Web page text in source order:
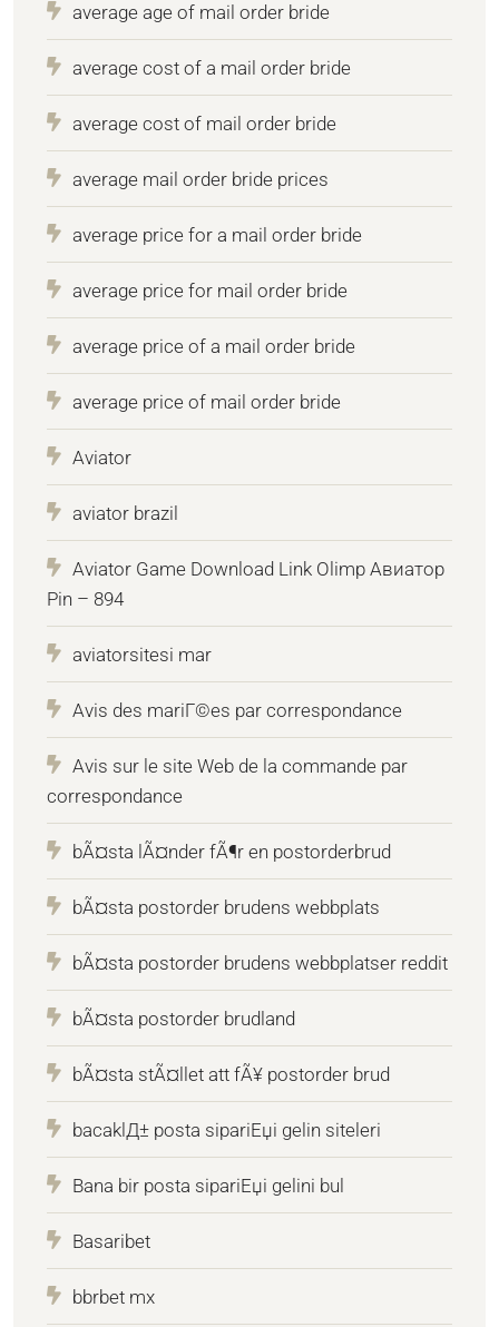
average age of mail order bride
average cost of a mail order bride
average cost of mail order bride
average mail order bride prices
average price for a mail order bride
average price for mail order bride
average price of a mail order bride
average price of mail order bride
Aviator
aviator brazil
Aviator Game Download Link Olimp Авиатор
Pin – 894
aviatorsitesi mar
Avis des mariГ©es par correspondance
Avis sur le site Web de la commande par
correspondance
bÃ¤sta lÃ¤nder fÃ¶r en postorderbrud
bÃ¤sta postorder brudens webbplats
bÃ¤sta postorder brudens webbplatser reddit
bÃ¤sta postorder brudland
bÃ¤sta stÃ¤llet att fÃ¥ postorder brud
bacaklД± posta sipariЕџi gelin siteleri
Bana bir posta sipariЕџi gelini bul
Basaribet
bbrbet mx